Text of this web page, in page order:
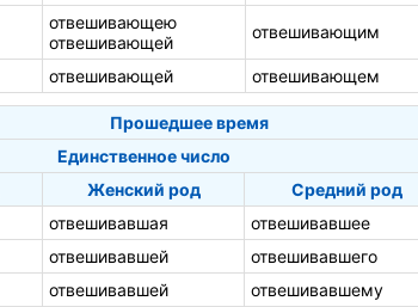
отвешивающею
отвешивающей
отвешивающим
отвешивающей отвешивающем
Прошедшее время
Единственное число
Женский род
Средний род
отвешивавшая отвешивавшее
отвешивавшей отвешивавшего
отвешивавшей отвешивавшему